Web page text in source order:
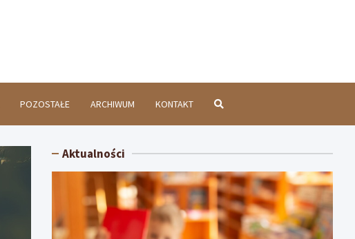
POZOSTAŁE ARCHIWUM KONTAKT
Aktualności